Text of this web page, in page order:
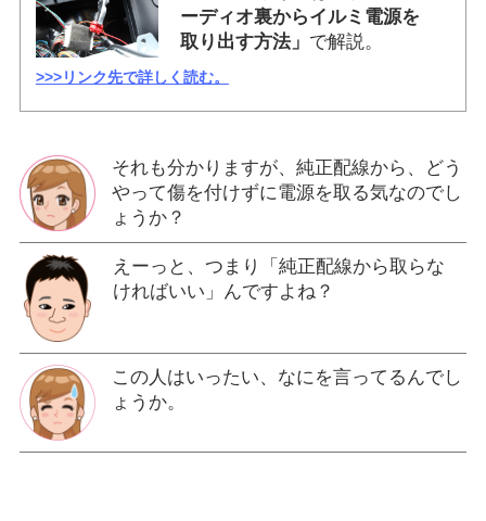
ーディオ裏からイルミ電源を
取り出す方法」 で解説。
>>>リンク先で詳しく読む。
それも分かりますが、純正配線から、どう
やって傷を付けずに電源を取る気なのでし
ょうか？
えーっと、つまり「純正配線から取らな
ければいい」んですよね？
この人はいったい、なにを言ってるんでし
ょうか。